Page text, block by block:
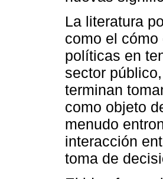
La literatura
como el
políticas en
sector
terminan
como objeto
menudo
interacción
toma de